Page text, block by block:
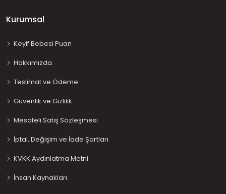
Kurumsal
Keyif Bebesi Puan
Hakkımızda
Teslimat ve Ödeme
Güvenlik ve Gizlilik
Mesafeli Satış Sözleşmesi
İptal, Değişim ve İade Şartları
KVKK Aydınlatma Metni
İnsan Kaynakları